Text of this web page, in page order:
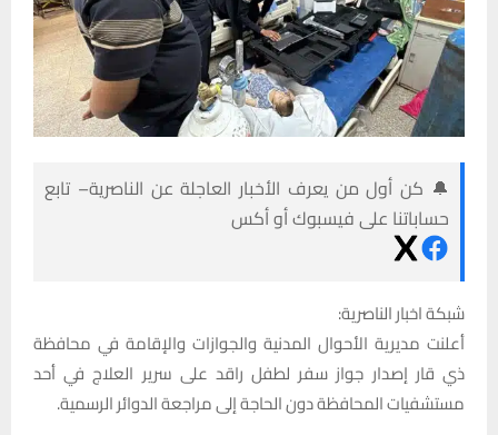
🔔 كن أول من يعرف الأخبار العاجلة عن الناصرية– تابع
حساباتنا على فيسبوك أو أكس
شبكة اخبار الناصرية:
أعلنت مديرية الأحوال المدنية والجوازات والإقامة في محافظة
ذي قار إصدار جواز سفر لطفل راقد على سرير العلاج في أحد
مستشفيات المحافظة دون الحاجة إلى مراجعة الدوائر الرسمية.